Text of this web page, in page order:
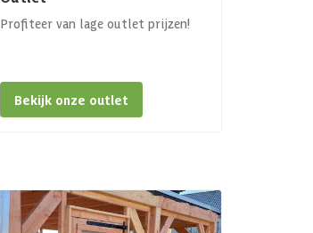
Profiteer van lage outlet prijzen!
Bekijk onze outlet